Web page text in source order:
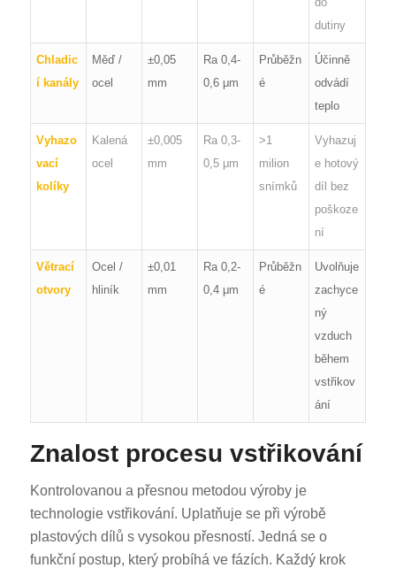
dutiny
Chladic
í kanály
Měď /
ocel
±0,05
mm
Ra 0,4-
0,6 μm
Průběžn
é
Účinně
odvádí
teplo
Vyhazo
vací
kolíky
Kalená
ocel
±0,005
mm
Ra 0,3-
0,5 μm
>1
milion
snímků
Vyhazuj
e hotový
díl bez
poškoze
ní
Větrací
otvory
Ocel /
hliník
±0,01
mm
Ra 0,2-
0,4 μm
Průběžn
é
Uvolňuje
zachyce
ný
vzduch
během
vstřikov
ání
Znalost procesu vstřikování
Kontrolovanou a přesnou metodou výroby je
technologie vstřikování. Uplatňuje se při výrobě
plastových dílů s vysokou přesností. Jedná se o
funkční postup, který probíhá ve fázích. Každý krok